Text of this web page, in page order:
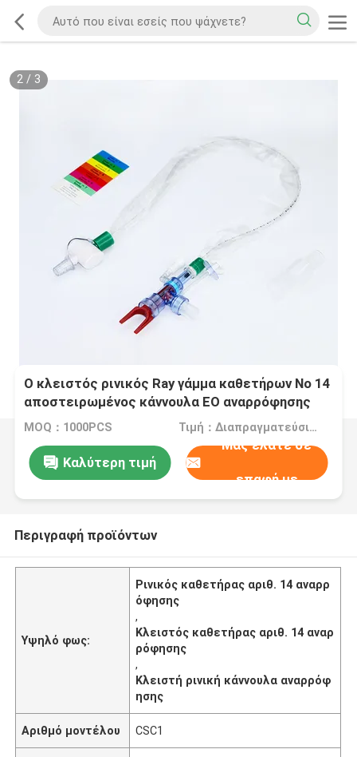
2/ 3
Ο κλειστός ρινικός Ray γάμμα καθετήρων Νο 14
αποστειρωμένος κάννουλα EO αναρρόφησης
MOQ：1000PCS Τιμή：Διαπραγματεύσιμα
Καλύτερη τιμή
Μας ελάτε σε
επαφή με
Περιγραφή προϊόντων
Υψηλό φως:
Ρινικός καθετήρας αριθ. 14 αναρρ
όφησης
,
Κλειστός καθετήρας αριθ. 14 αναρ
ρόφησης
,
Κλειστή ρινική κάννουλα αναρρόφ
ησης
Αριθμό μοντέλου CSC1